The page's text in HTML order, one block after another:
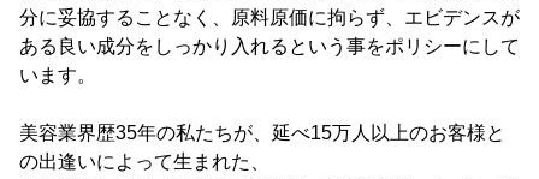
分に妥協することなく、原料原価に拘らず、エビデンスが
ある良い成分をしっかり入れるという事をポリシーにして
います。
美容業界歴35年の私たちが、延べ15万人以上のお客様と
の出逢いによって生まれた、